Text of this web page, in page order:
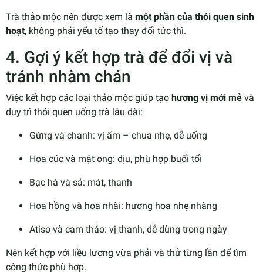
Trà thảo mộc nên được xem là một phần của thói quen sinh
hoạt, không phải yếu tố tạo thay đổi tức thì.
4. Gợi ý kết hợp trà để đổi vị và
tránh nhàm chán
Việc kết hợp các loại thảo mộc giúp tạo hương vị mới mẻ và
duy trì thói quen uống trà lâu dài:
Gừng và chanh: vị ấm – chua nhẹ, dễ uống
Hoa cúc và mật ong: dịu, phù hợp buổi tối
Bạc hà và sả: mát, thanh
Hoa hồng và hoa nhài: hương hoa nhẹ nhàng
Atiso và cam thảo: vị thanh, dễ dùng trong ngày
Nên kết hợp với liều lượng vừa phải và thử từng lần để tìm
công thức phù hợp.